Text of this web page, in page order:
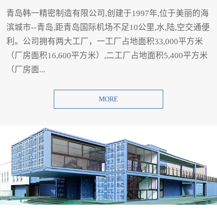
青岛韩一精密制造有限公司,创建于1997年,位于美丽的海
滨城市--青岛,距青岛国际机场不足10公里,水,陆,空交通便
利。公司拥有两大工厂，一工厂占地面积33,000平方米
（厂房面积16,600平方米）,二工厂占地面积5,400平方米
（厂房面...
MORE